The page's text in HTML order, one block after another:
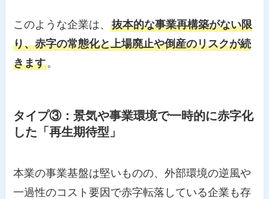
このような企業は、抜本的な事業再構築がない限
り、赤字の常態化と上場廃止や倒産のリスクが続
きます。
タイプ③：景気や事業環境で一時的に赤字化
した「再生期待型」
本業の事業基盤は堅いものの、外部環境の逆風や
一過性のコスト要因で赤字転落している企業も存